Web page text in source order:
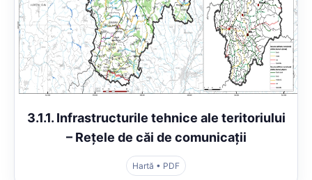
3.1.1. Infrastructurile tehnice ale teritoriului
– Rețele de căi de comunicații
Hartă • PDF